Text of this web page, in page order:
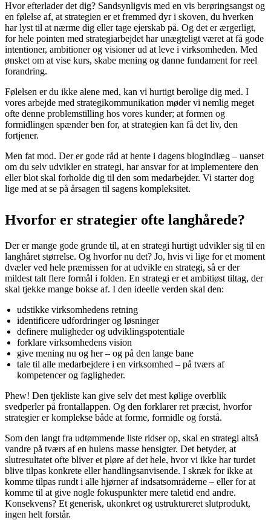
Hvor efterlader det dig? Sandsynligvis med en vis berøringsangst og
en følelse af, at strategien er et fremmed dyr i skoven, du hverken
har lyst til at nærme dig eller tage ejerskab på. Og det er ærgerligt,
for hele pointen med strategiarbejdet har unægteligt været at få gode
intentioner, ambitioner og visioner ud at leve i virksomheden. Med
øns­ket om at vise kurs, skabe mening og danne fundament for reel
forandring.
Følelsen er du ikke alene med, kan vi hurtigt berolige dig med. I
vores arbejde med strategikommunikation møder vi nemlig meget
ofte denne problemstilling hos vores kunder; at formen og
formidlingen spænder ben for, at strategien kan få det liv, den
fortjener.
Men fat mod. Der er gode råd at hente i dagens blogindlæg – uanset
om du selv udvikler en strategi, har ansvar for at implementere den
eller blot skal forholde dig til den som medarbejder. Vi starter dog
lige med at se på årsagen til sagens kompleksitet.
Hvorfor er strategier ofte langhårede?
Der er mange gode grunde til, at en strategi hurtigt udvikler sig til en
langhåret størrelse. Og hvorfor nu det? Jo, hvis vi lige for et moment
dvæler ved hele præmissen for at udvikle en strategi, så er der
mildest talt flere formål i folden. En strategi er et ambitiøst tiltag, der
skal tjekke mange bokse af. I den ideelle verden skal den:
udstikke virksomhedens retning
identificere udfordringer og løsninger
definere muligheder og udviklingspotentiale
forklare virksomhedens vision
give mening nu og her – og på den lange bane
tale til alle medarbejdere i en virksomhed – på tværs af
kompetencer og fagligheder.
Phew! Den tjekliste kan give selv det mest kølige overblik
svedperler på frontallappen. Og den forklarer ret præcist, hvorfor
strategier er komplekse både at forme, formidle og forstå.
Som den langt fra udtømmende liste ridser op, skal en strategi altså
vandre på tværs af en hulens masse hensigter. Det betyder, at
slutresultatet ofte bliver et pløre af det hele, hvor vi ikke har turdet
blive tilpas konkrete eller handlingsanvisende. I skræk for ikke at
komme tilpas rundt i alle hjørner af indsatsområderne – eller for at
komme til at give nogle fokuspunkter mere taletid end andre.
Konsekvens? Et generisk, ukonkret og ustruktureret slutprodukt,
ingen helt forstår.